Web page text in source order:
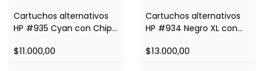
Cartuchos alternativos
HP #935 Cyan con Chip
6830
$11.000,00
Cartuchos alternativos
HP #934 Negro XL con
6230, 6830
$13.000,00